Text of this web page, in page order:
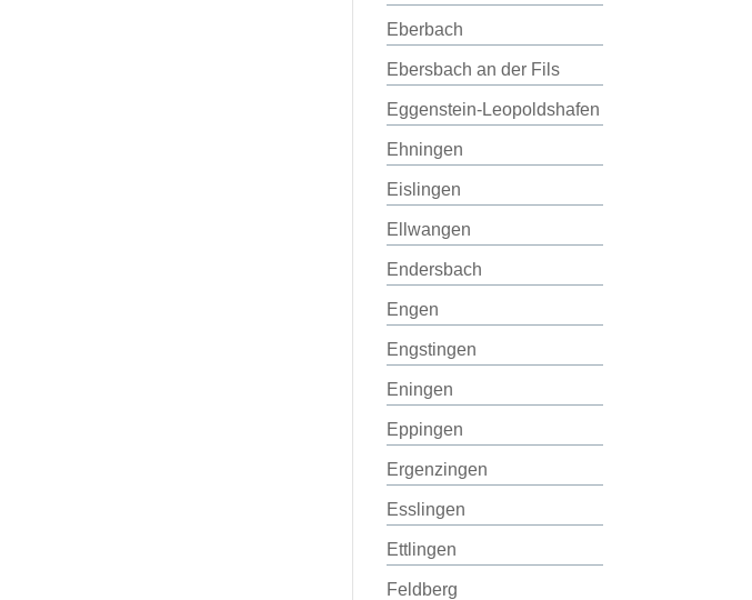
Eberbach
Ebersbach an der Fils
Eggenstein-Leopoldshafen
Ehningen
Eislingen
Ellwangen
Endersbach
Engen
Engstingen
Eningen
Eppingen
Ergenzingen
Esslingen
Ettlingen
Feldberg